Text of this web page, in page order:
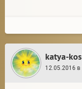
katya-
12.05.2016 в